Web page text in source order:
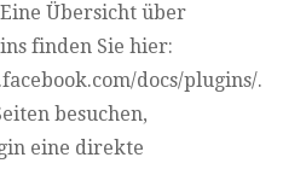
Übersicht über
finden Sie hier:
docs/plugins/.
besuchen,
eine direkte